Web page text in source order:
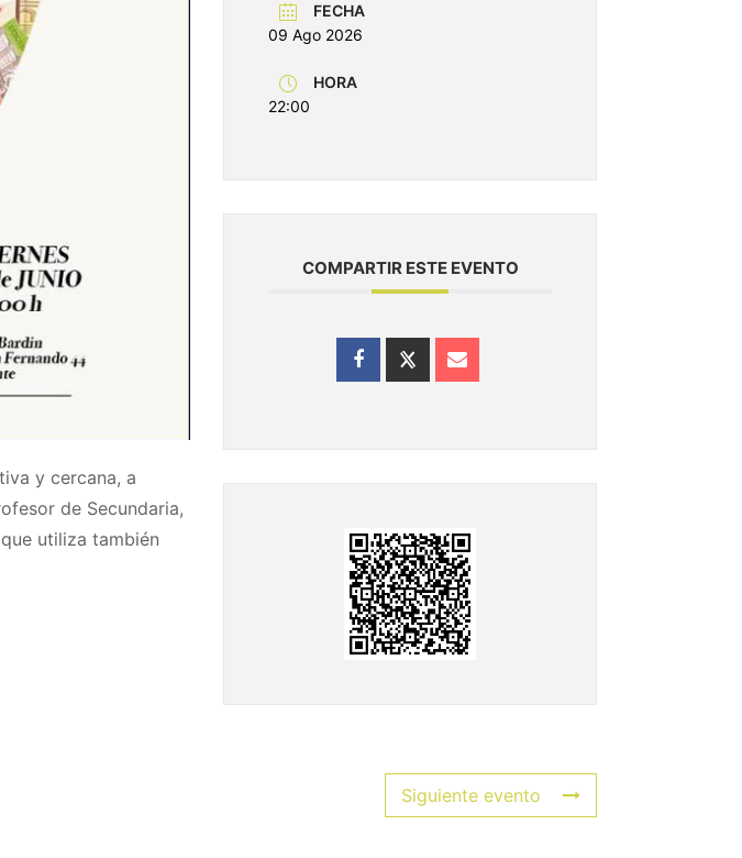
y cercana, a
de Secundaria,
utiliza también
FECHA
09 Ago 2026
HORA
22:00
COMPARTIR ESTE EVENTO
Siguiente evento